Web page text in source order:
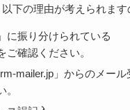
下の理由が考えられます
に振り分けられている
確認ください。
mailer.jp」からのメー